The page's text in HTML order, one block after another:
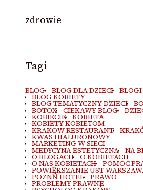
zdrowie
Tagi
BLOG BLOG DLA DZIECI BLOGI
BLOG KOBIETY
BLOG TEMATYCZNY DZIECI
BOTOX CIEKAWY BLOG
KOBIECIE KOBIETA
KOBIETY KOBIETOM
KRAKOW RESTAURANT
KWAS HIALURONOWY
MARKETING W SIECI
MEDYCYNA ESTETYCZNA NA
O BLOGACH O KOBIETACH
O NAS KOBIETACH POMOC
POWIĘKSZANIE UST
POZNŃ HOTEL PRAWO
PROBLEMY PRAWNE